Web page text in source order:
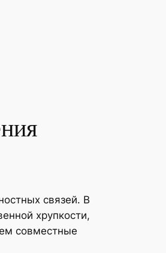
связей. В
хрупкости,
совместные